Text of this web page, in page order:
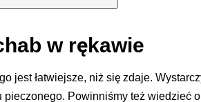
w rękawie
jest łatwiejsze, niż się zdaje.
pieczonego. Powinniśmy też wiedzieć